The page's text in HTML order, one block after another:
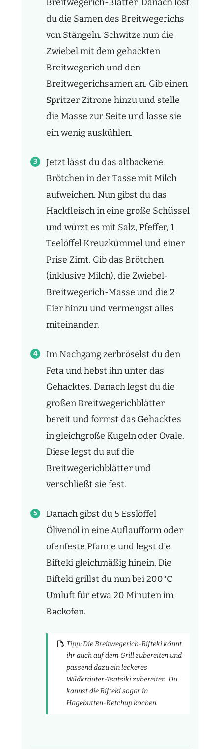
Breitwegerich-Blätter. Danach löst
du die Samen des Breitwegerichs
von Stängeln. Schwitze nun die
Zwiebel mit dem gehackten
Breitwegerich und den
Breitwegerichsamen an. Gib einen
Spritzer Zitrone hinzu und stelle
die Masse zur Seite und lasse sie
ein wenig auskühlen.
Jetzt lässt du das altbackene
Brötchen in der Tasse mit Milch
aufweichen. Nun gibst du das
Hackfleisch in eine große Schüssel
und würzt es mit Salz, Pfeffer, 1
Teelöffel Kreuzkümmel und einer
Prise Zimt. Gib das Brötchen
(inklusive Milch), die Zwiebel-
Breitwegerich-Masse und die 2
Eier hinzu und vermengst alles
miteinander.
Im Nachgang zerbröselst du den
Feta und hebst ihn unter das
Gehacktes. Danach legst du die
großen Breitwegerichblätter
bereit und formst das Gehacktes
in gleichgroße Kugeln oder Ovale.
Diese legst du auf die
Breitwegerichblätter und
verschließt sie fest.
Danach gibst du 5 Esslöffel
Ölivenöl in eine Auflaufform oder
ofenfeste Pfanne und legst die
Bifteki gleichmäßig hinein. Die
Bifteki grillst du nun bei 200°C
Umluft für etwa 20 Minuten im
Backofen.
Tipp: Die Breitwegerich-Bifteki könnt
ihr auch auf dem Grill zubereiten und
passend dazu ein leckeres
Wildkräuter-Tsatsiki zubereiten. Du
kannst die Bifteki sogar in
Hagebutten-Ketchup kochen.